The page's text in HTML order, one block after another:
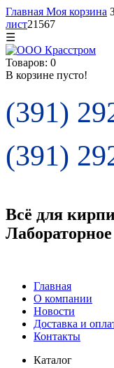
Главная Моя корзина
лист21567
☰
Товаров: 0
В корзине пусто!
(391)
(391)
Всё для
Главная
О компании
Новости
Доставка и
Контакты
Каталог